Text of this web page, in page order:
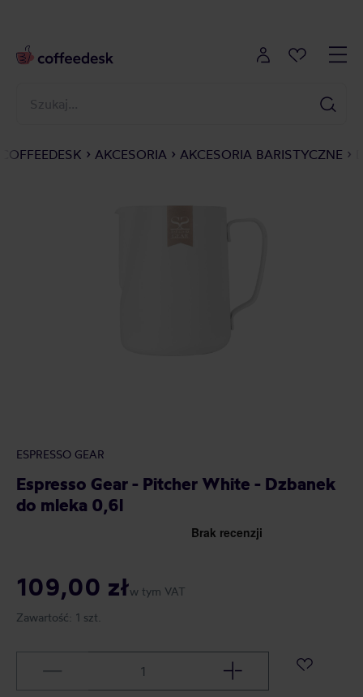
COFFEEDESK AKCESORIA AKCESORIA BARISTYCZNE
ESPRESSO GEAR
Espresso Gear - Pitcher White - Dzbanek
do mleka 0,6l
109,00 złw tym VAT
Zawartość: 1 szt.